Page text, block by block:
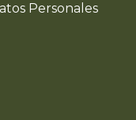
Personales